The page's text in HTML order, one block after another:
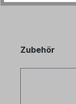
Zubehör